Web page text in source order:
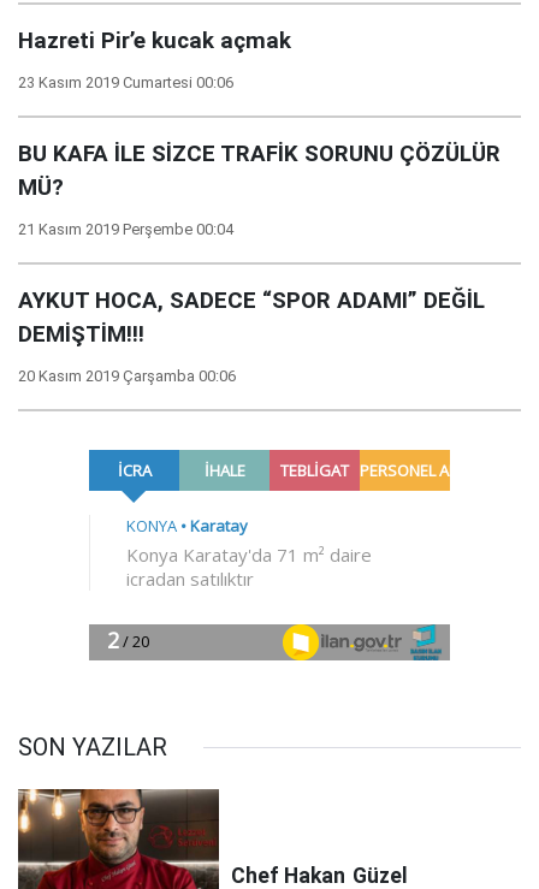
Hazreti Pir’e kucak açmak
23 Kasım 2019 Cumartesi 00:06
BU KAFA İLE SİZCE TRAFİK SORUNU ÇÖZÜLÜR
MÜ?
21 Kasım 2019 Perşembe 00:04
AYKUT HOCA, SADECE “SPOR ADAMI” DEĞİL
DEMİŞTİM!!!
20 Kasım 2019 Çarşamba 00:06
SON YAZILAR
Chef Hakan Güzel